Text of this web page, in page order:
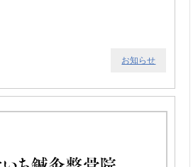
お知らせ